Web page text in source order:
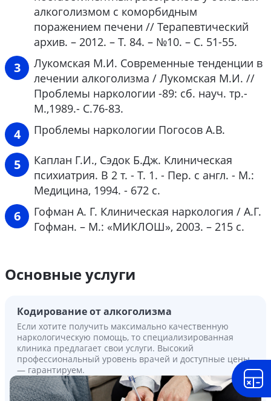
алкоголизмом с коморбидным
поражением печени // Терапевтический
архив. – 2012. – Т. 84. – №10. – С. 51-55.
Лукомская М.И. Современные тенденции в
лечении алкоголизма / Лукомская М.И. //
Проблемы наркологии -89: сб. науч. тр.-
М.,1989.- С.76-83.
Проблемы наркологии Погосов А.В.
Каплан Г.И., Сэдок Б.Дж. Клиническая
психиатрия. В 2 т. - Т. 1. - Пер. с англ. - М.:
Медицина, 1994. - 672 с.
Гофман А. Г. Клиническая наркология / А.Г.
Гофман. – М.: «МИКЛОШ», 2003. – 215 с.
Основные услуги
Кодирование от алкоголизма
Если хотите получить максимально качественную
наркологическую помощь, то специализированная
клиника предлагает свои услуги. Высокий
профессиональный уровень врачей и доступные цены
— гарантируем.